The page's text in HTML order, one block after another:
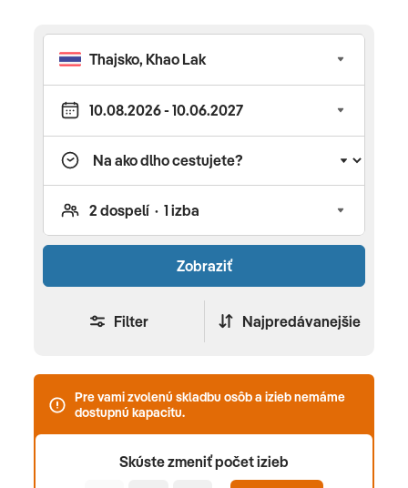
krajín, ich histórie, kultúry a prírody. Neváhajte a
objednajte si svoju last minute dovolenku do
exotiky ešte dnes!
Pre vami zvolenú skladbu osôb a izieb nemáme
dostupnú kapacitu.
Skúste zmeniť počet izieb
Zobraziť
Filter Najpredávanejšie